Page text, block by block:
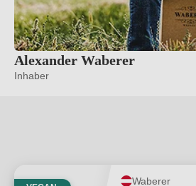
Alexander Waberer
Inhaber
Waberer